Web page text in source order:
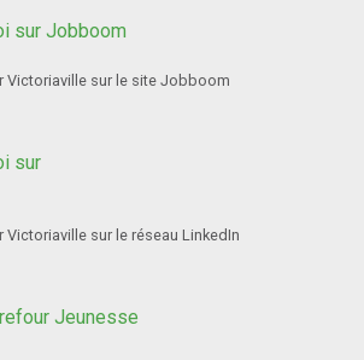
sur le site Jobboom
sur le réseau LinkedIn